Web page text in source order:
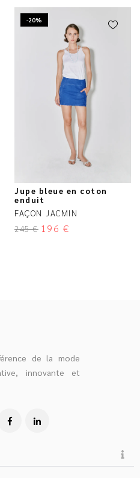
-20%
Jupe bleue en coton
enduit
FAÇON JACMIN
245€ 196 €
de la mode
innovante et